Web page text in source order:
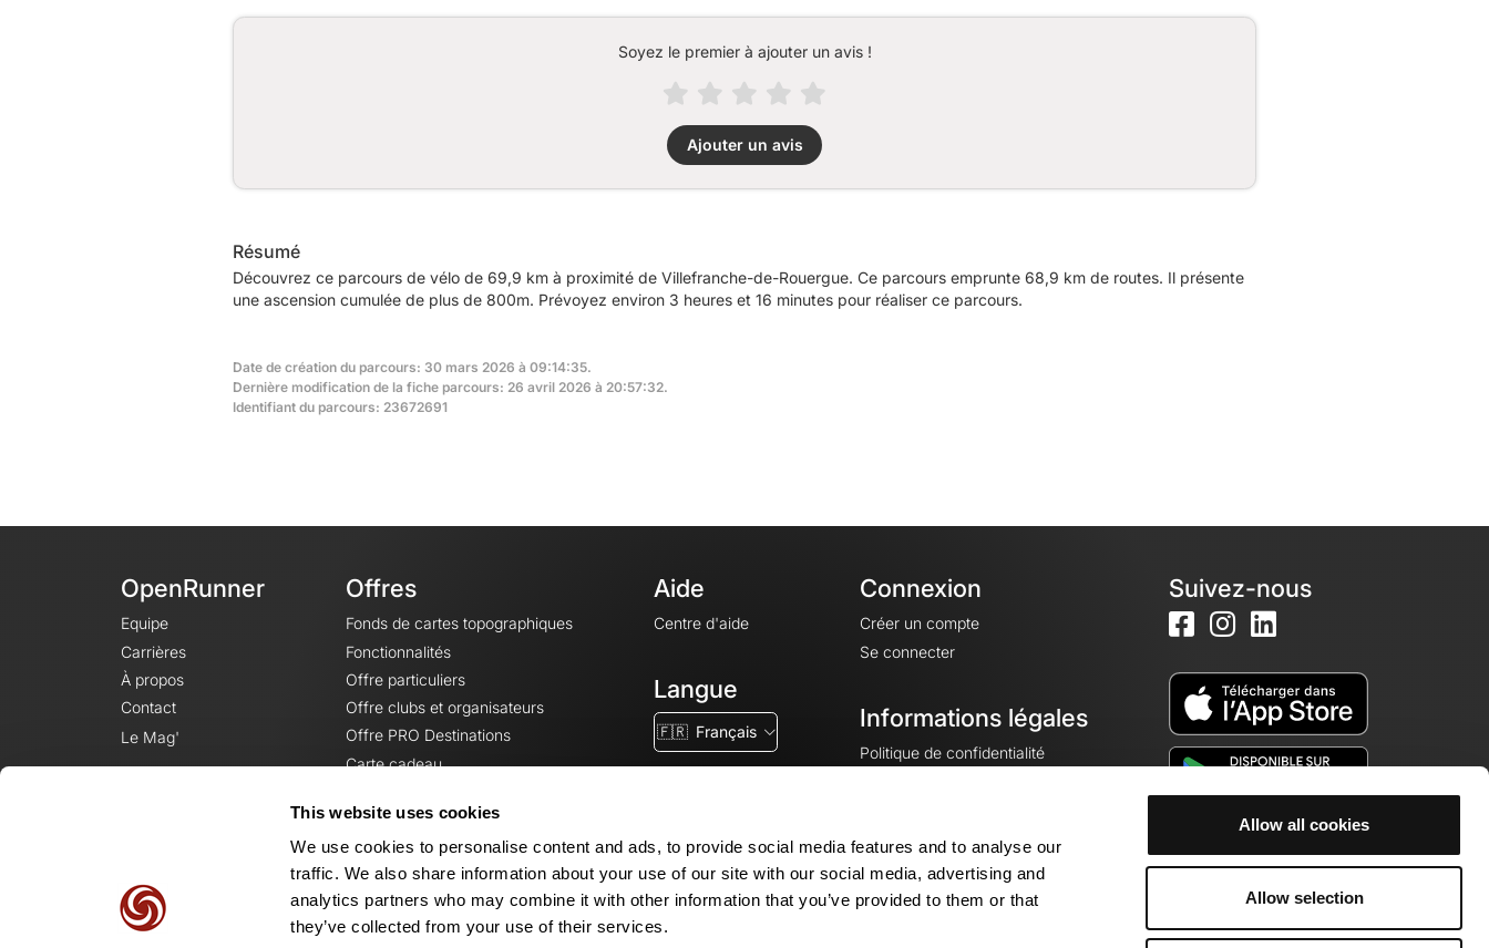
This website uses cookies
We use cookies to personalise content and ads, to provide social media features and to analyse our
traffic. We also share information about your use of our site with our social media, advertising and
analytics partners who may combine it with other information that you’ve provided to them or that
they’ve collected from your use of their services.
Allow all cookies
Allow selection
Soyez le premier à ajouter un avis !
Ajouter un avis
Résumé
Découvrez ce parcours de vélo de 69,9 km à proximité de Villefranche-de-Rouergue. Ce parcours emprunte 68,9 km de routes. Il présente
une ascension cumulée de plus de 800m. Prévoyez environ 3 heures et 16 minutes pour réaliser ce parcours.
Date de création du parcours: 30 mars 2026 à 09:14:35.
Dernière modification de la fiche parcours: 26 avril 2026 à 20:57:32.
Identifiant du parcours: 23672691
OpenRunner
Equipe
Carrières
À propos
Contact
Le Mag'
Offres
Fonds de cartes topographiques
Fonctionnalités
Offre particuliers
Offre clubs et organisateurs
Offre PRO Destinations
Carte cadeau
Aide
Centre d'aide
Langue
🇫🇷 Français
Connexion
Créer un compte
Se connecter
Informations légales
Politique de confidentialité
Mentions légales
Paramètres des cookies
Suivez-nous